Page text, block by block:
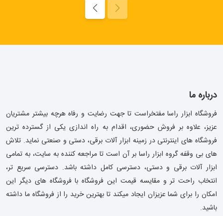
درباره ما
فروشگاه ابزار راسا مفتخراست تا جهت رضایت و رفاه هرچه بیشتر مشتریان
عزیز، علاوه بر فروش حضوری، اقدام به راه اندازی یکی از گسترده ترین
فروشگاه های اینترنتی در زمینه ابزار آلات برقی، دستی و صنعتی نماید. تلاش
های بی وقفه گروه ابزار راسا بر آن است تا مراجعه کننده به سایت، به تمامی
ابزار آلات برقی و دستی، دسترسی کامل داشته باشد. دسترسی سریع تر،
انتخاب راحت تر و مقایسه قیمت این فروشگاه با فروشگاه های دیگر این
امکان را برای شما عزیزان ایجاد میکند تا بهترین خرید را از فروشگاه ما داشته
باشید.